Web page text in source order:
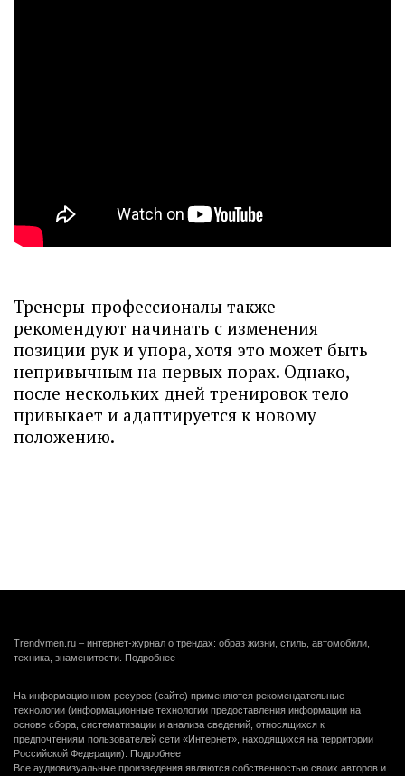
Тренеры-профессионалы также
рекомендуют начинать с изменения
позиции рук и упора, хотя это может быть
непривычным на первых порах. Однако,
после нескольких дней тренировок тело
привыкает и адаптируется к новому
положению.
Trendymen.ru – интернет-журнал о трендах: образ жизни, стиль, автомобили,
техника, знаменитости. Подробнее
На информационном ресурсе (сайте) применяются рекомендательные
технологии (информационные технологии предоставления информации на
основе сбора, систематизации и анализа сведений, относящихся к
предпочтениям пользователей сети «Интернет», находящихся на территории
Российской Федерации). Подробнее
Все аудиовизуальные произведения являются собственностью своих авторов и